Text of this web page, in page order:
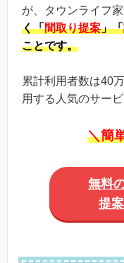
が、タウンライフ
く「間取り提案」「
ことです。
累計利用者数は40
用する人気のサー
＼簡
無料
提